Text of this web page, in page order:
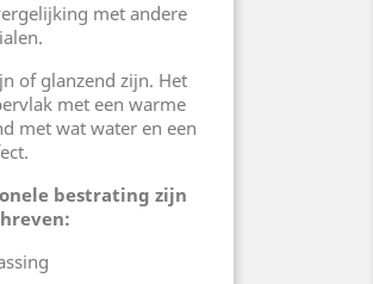
met andere
of glanzend zijn. Het
met een warme
met wat water en een
bestrating zijn